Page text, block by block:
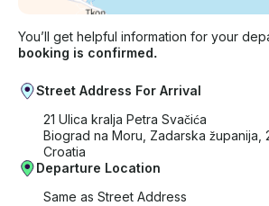
You’ll get helpful information for your
booking is confirmed.
Street Address For Arrival
21 Ulica kralja Petra Svačića
Biograd na Moru, Zadarska županija,
Croatia
Departure Location
Same as Street Address